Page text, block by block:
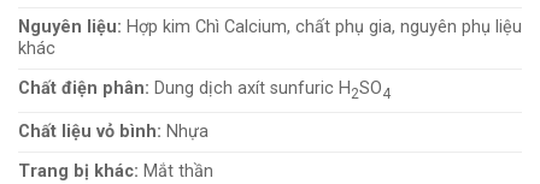
Nguyên liệu: Hợp kim Chì Calcium, chất phụ gia, nguyên phụ liệu
khác
Chất điện phân: Dung dịch axít sunfuric H 2SO4
Chất liệu vỏ bình: Nhựa
Trang bị khác: Mắt thần